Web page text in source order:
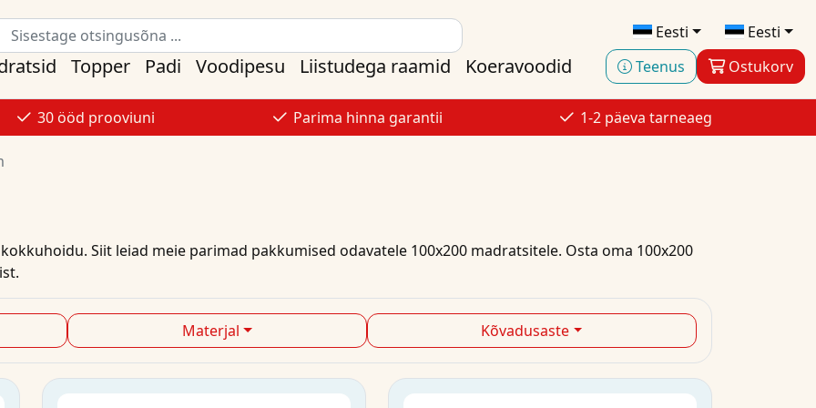
Eesti
Eesti
Teenus
Ostukorv
Topper Padi Voodipesu Liistudega raamid Koeravoodid
30 ööd prooviuni Parima hinna garantii 1-2 päeva tarneaeg
Siit leiad meie parimad pakkumised odavatele 100x200 madratsitele. Osta oma 100x200
Materjal Kõvadusaste